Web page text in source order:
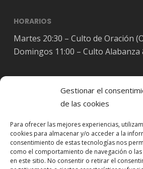
Gestionar el
de las cookies
Para ofrecer las mejores experiencias,
cookies para almacenar y/o acceder a la
consentimiento de estas tecnologías nos
como el comportamiento de navegación o
en este sitio. No consentir o retirar el
HORARIOS
Martes 20:30 – Culto de Oración
Domingos 11:00 – Culto Alabanza
Síguenos en Redes Sociales